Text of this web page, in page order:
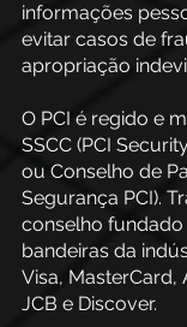
informações
evitar casos de
apropriação
O PCI é regido e
SSCC (PCI
ou Conselho de
Segurança PCI).
conselho
bandeiras da
Visa, MasterCard,
JCB e Discover.